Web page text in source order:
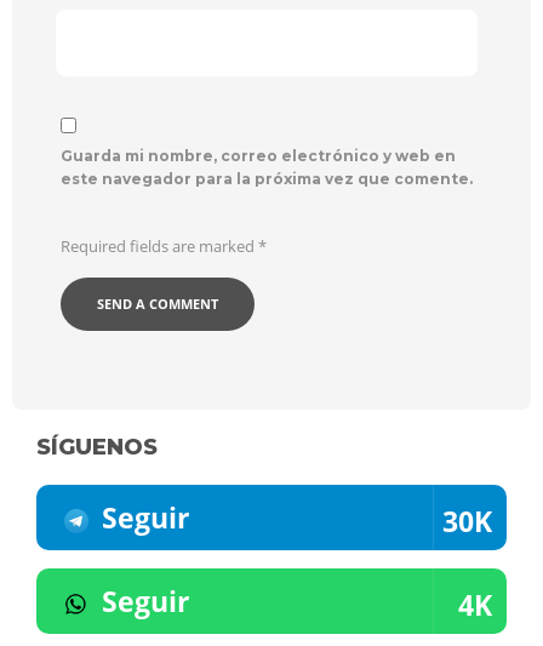
Guarda mi nombre, correo electrónico y web en
este navegador para la próxima vez que comente.
Required fields are marked *
SÍGUENOS
Seguir 30K
Seguir 4K